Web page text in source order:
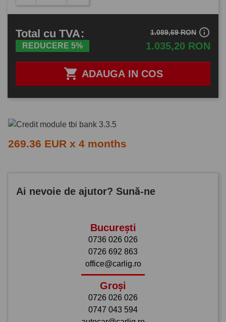
 ADAUGA IN COS
Total cu TVA:
REDUCERE 5% 1.035,20 RON
1.089,69 RON info_outline
269.36 EUR x 4 months
Ai nevoie de ajutor? Sună-ne
București
0736 026 026
0726 692 863
office@carlig.ro
Groși
0726 026 026
0747 043 594